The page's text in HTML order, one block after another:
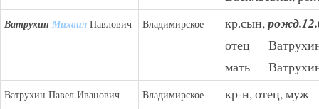
Ватрухин Михаил Павлович Владимирское кр.сын,
отец —
мать —
Ватрухин Павел Иванович Владимирское
кр-н, отец, муж